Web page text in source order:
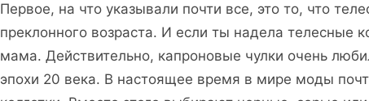
Первое, на что указывали почти все, это то, что
преклонного возраста. И если ты надела телесные
мама. Действительно, капроновые чулки очень
эпохи 20 века. В настоящее время в мире моды